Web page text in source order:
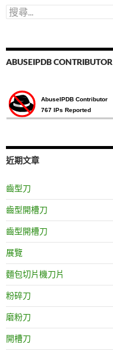
搜
尋
字:
ABUSEIPDB CONTRIBUTOR
近期文章
齒型刀
齒型開槽刀
齒型開槽刀
展覽
麵包切片機刀片
粉碎刀
磨粉刀
開槽刀